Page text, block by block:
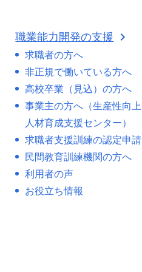
職業能力開発の支援
求職者の方へ
非正規で働いている方へ
高校卒業（見込）の方へ
事業主の方へ（生産性向上
人材育成支援センター）
求職者支援訓練の認定申請
民間教育訓練機関の方へ
利用者の声
お役立ち情報